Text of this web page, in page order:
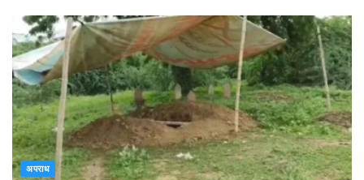
अपराध